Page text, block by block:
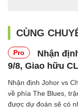
CÙNG
Pro
Nhận
9/8, Giao hữu
Nhận định Johor vs
về phía The Blues,
được dự đoán sẽ có